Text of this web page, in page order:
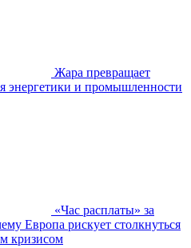
Жара превращает
энергетики и промышленности
«Час расплаты» за
Европа рискует столкнуться
кризисом